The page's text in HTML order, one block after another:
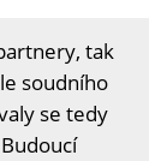
tak
soudního
se tedy